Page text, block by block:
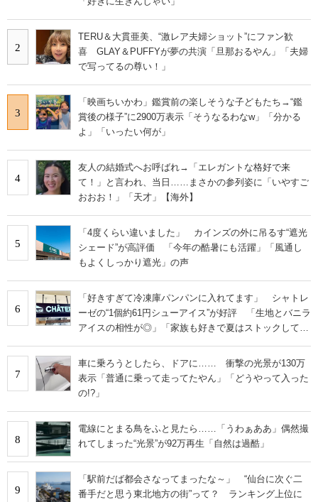
2
TERU＆大貫亜美、“激レア夫婦ショット”にファン歓
喜 GLAY＆PUFFYが夢の共演「旦那おるやん」「夫婦
で写ってるの尊い！」
3
「映画ちいかわ」鑑賞前の楽しそうな子どもたち→“鑑
賞後の様子”に2900万表示「そうなるわなw」「分かる
よ」「いったい何が」
4
友人の結婚式へお呼ばれ→「エレガントな格好で来
て！」と言われ、当日……まさかの参列姿に「いやすご
おおお！」「天才」【海外】
5
「4度くらい違いました」 カインズの外に吊るす“遮光
シェード”が高評価 「今年の酷暑にも活躍」「風通し
もよくしっかり遮光」の声
6
「好きすぎて冷凍庫パンパンに入れてます」 シャトレ
ーゼの“1個約61円シューアイス”が好評 「生地とバニラ
アイスの相性が◎」「家族も好きで夏はストックして
7
車に乗ろうとしたら、ドアに…… 衝撃の光景が130万
表示「普通に乗って走ってたやん」「どうやって入った
の!?」
8
電線にとまる鳥をふと見たら……「うわぁああ」偶然撮
れてしまった“光景”が92万再生「自然は過酷」
9
「駅前だば都会さなってまったな～」 “仙台に次ぐ二
番手だと思う東北地方の街”って？ ランキング上位に